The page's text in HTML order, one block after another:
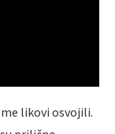
likovi osvojili.